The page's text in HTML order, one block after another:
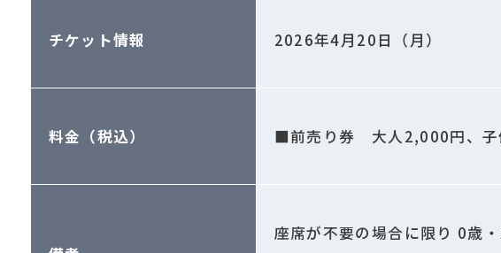
チケット情報 2026年4月20日（月）
料金（税込） ■前売り券 大人2,000円、子
座席が不要の場合に限り 0歳